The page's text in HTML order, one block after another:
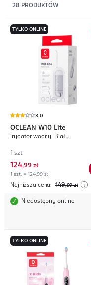
28 PRODUKTÓW
TYLKO ONLINE
3,0
OCLEAN W10 Lite
irygator wodny, Biały
1 szt.
124,99 zł
1 szt. = 124,99 zł
Najniższa cena: 149,99 zł
Niedostępny online
TYLKO ONLINE